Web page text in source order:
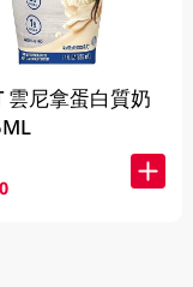
雲尼拿蛋白質奶